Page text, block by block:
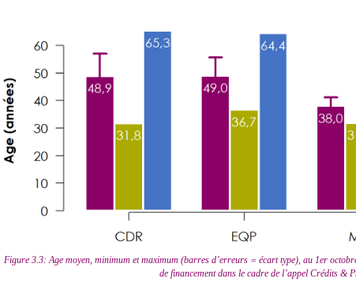
Figure 3.3: Age moyen, minimum et maximum (barres d’erreurs = écart type), au 1er
de financement dans le cadre de l’appel Crédits &